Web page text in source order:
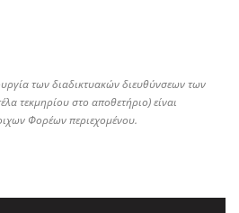
των διαδικτυακών διευθύνσεων των
τεκμηρίου στο αποθετήριο) είναι
Φορέων περιεχομένου.